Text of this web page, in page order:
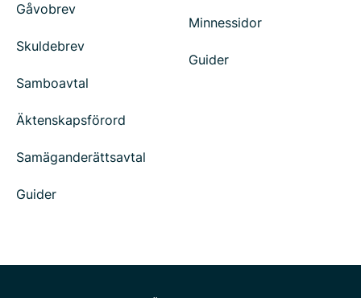
Gåvobrev
Skuldebrev
Samboavtal
Äktenskapsförord
Samäganderättsavtal
Guider
Minnessidor
Guider